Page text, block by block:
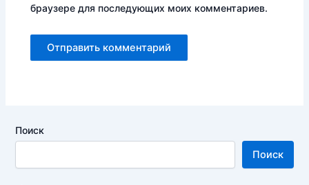
браузере для последующих моих комментариев.
Поиск
Поиск